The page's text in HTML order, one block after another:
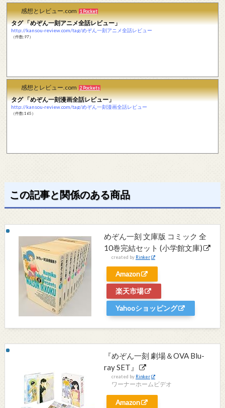
感想とレビュー.com 1 Pocket
タグ 「めぞん一刻アニメ全話レビュー」
http://kansou-review.com/tag/めぞん一刻アニメ全話レビュー
（件数:97）
感想とレビュー.com 2 Pockets
タグ 「めぞん一刻漫画全話レビュー」
http://kansou-review.com/tag/めぞん一刻漫画全話レビュー
（件数:165）
この記事と関係のある商品
めぞん一刻 文庫版 コミック 全
10巻完結セット (小学館文庫)
created by Rinker
Amazon
楽天市場
Yahooショッピング
『めぞん一刻 劇場＆OVA Blu-
ray SET』
created by Rinker
ワーナーホームビデオ
Amazon